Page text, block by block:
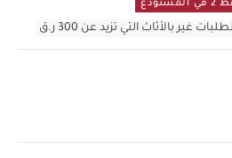
بالأثاث التي تزيد عن 300 ر.ق